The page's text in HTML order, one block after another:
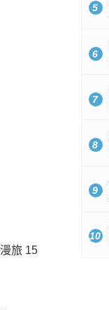
旅 15
5
6
7
8
9
10